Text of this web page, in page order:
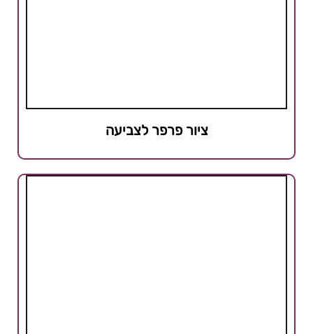
ציור פרפר לצביעה